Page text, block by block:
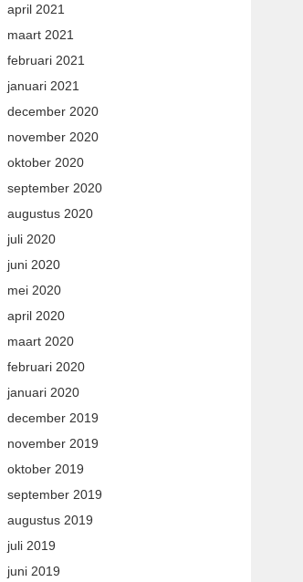
april 2021
maart 2021
februari 2021
januari 2021
december 2020
november 2020
oktober 2020
september 2020
augustus 2020
juli 2020
juni 2020
mei 2020
april 2020
maart 2020
februari 2020
januari 2020
december 2019
november 2019
oktober 2019
september 2019
augustus 2019
juli 2019
juni 2019